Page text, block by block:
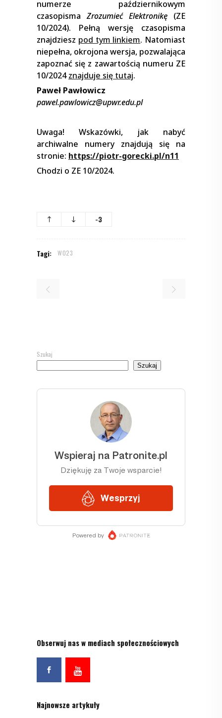
numerze październikowym
czasopismaZrozumieć Elektronikę (ZE
10/2024). Pełną wersję czasopisma
znajdziesz pod tym linkiem. Natomiast
niepełna, okrojona wersja, pozwalająca
zapoznać się z zawartością numeru ZE
10/2024znajduje się tutaj.
Paweł Pawłowicz
pawel.pawlowicz@upwr.edu.pl
Uwaga! Wskazówki, jak nabyć
archiwalne numery znajdują się na
stronie: https://piotr-gorecki.pl/n11
Chodzi o ZE 10/2024.
-3
Tagi: W023
Szukaj
Szukaj
Obserwuj nas w mediach społecznościowych
Najnowsze artykuły